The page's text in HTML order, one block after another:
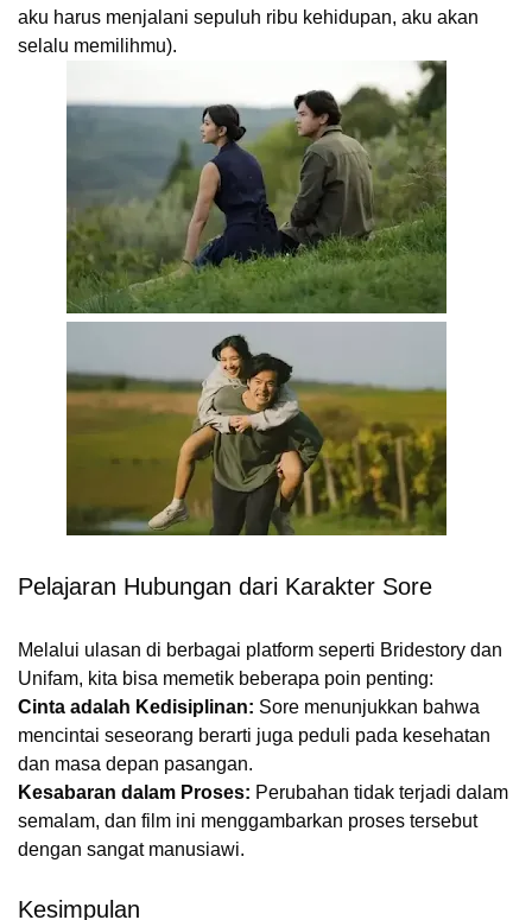
aku harus menjalani sepuluh ribu kehidupan, aku akan
selalu memilihmu).
Pelajaran Hubungan dari Karakter Sore
Melalui ulasan di berbagai platform seperti Bridestory dan
Unifam, kita bisa memetik beberapa poin penting:
Cinta adalah Kedisiplinan: Sore menunjukkan bahwa
mencintai seseorang berarti juga peduli pada kesehatan
dan masa depan pasangan.
Kesabaran dalam Proses: Perubahan tidak terjadi dalam
semalam, dan film ini menggambarkan proses tersebut
dengan sangat manusiawi.
Kesimpulan